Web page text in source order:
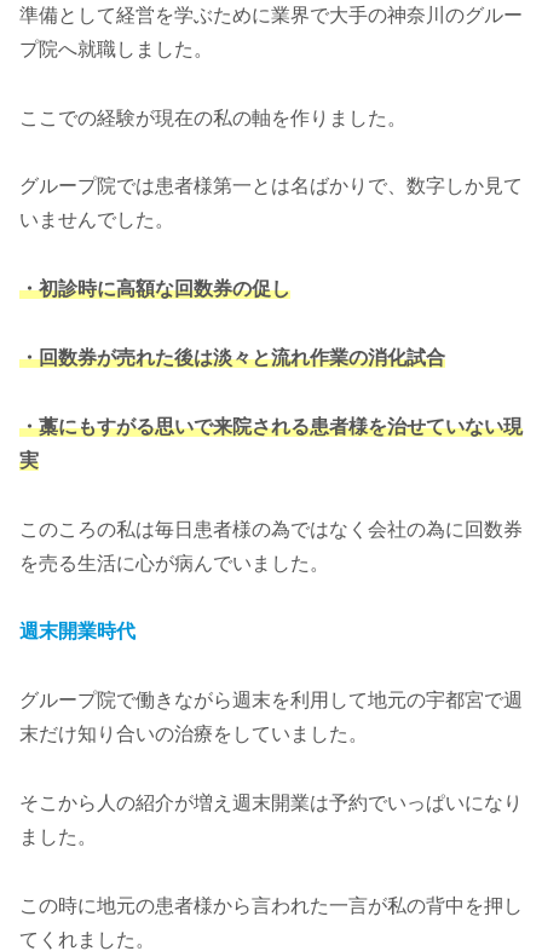
準備として経営を学ぶために業界で大手の神奈川のグルー
プ院へ就職しました。
ここでの経験が現在の私の軸を作りました。
グループ院では患者様第一とは名ばかりで、数字しか見て
いませんでした。
・初診時に高額な回数券の促し
・回数券が売れた後は淡々と流れ作業の消化試合
・藁にもすがる思いで来院される患者様を治せていない現
実
このころの私は毎日患者様の為ではなく会社の為に回数券
を売る生活に心が病んでいました。
週末開業時代
グループ院で働きながら週末を利用して地元の宇都宮で週
末だけ知り合いの治療をしていました。
そこから人の紹介が増え週末開業は予約でいっぱいになり
ました。
この時に地元の患者様から言われた一言が私の背中を押し
てくれました。